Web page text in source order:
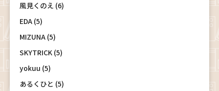
風見くのえ (6)
EDA (5)
MIZUNA (5)
SKYTRICK (5)
yokuu (5)
あるくひと (5)